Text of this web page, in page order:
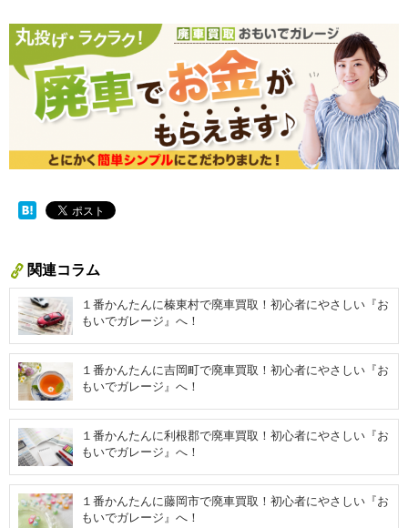
関連コラム
１番かんたんに榛東村で廃車買取！初心者にやさしい『お
もいでガレージ』へ！
１番かんたんに吉岡町で廃車買取！初心者にやさしい『お
もいでガレージ』へ！
１番かんたんに利根郡で廃車買取！初心者にやさしい『お
もいでガレージ』へ！
１番かんたんに藤岡市で廃車買取！初心者にやさしい『お
もいでガレージ』へ！